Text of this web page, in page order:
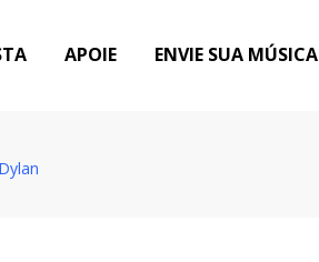
APOIE ENVIE SUA MÚSICA